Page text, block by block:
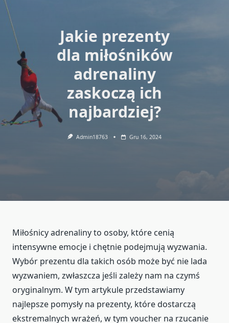
Jakie prezenty
dla miłośników
adrenaliny
zaskoczą ich
najbardziej?
Admin18763 Gru 16, 2024
Miłośnicy adrenaliny to osoby, które cenią
intensywne emocje i chętnie podejmują wyzwania.
Wybór prezentu dla takich osób może być nie lada
wyzwaniem, zwłaszcza jeśli zależy nam na czymś
oryginalnym. W tym artykule przedstawiamy
najlepsze pomysły na prezenty, które dostarczą
ekstremalnych wrażeń, w tym voucher na rzucanie